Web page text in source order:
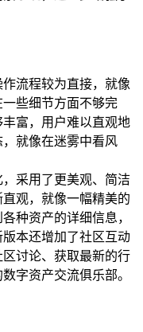
流程较为直接，就像
些细节方面不够完
富，用户难以直观地
就像在迷雾中看风
采用了更美观、简洁
观，就像一幅精美的
种资产的详细信息，
本还增加了社区互动
讨论、获取最新的行
字资产交流俱乐部。